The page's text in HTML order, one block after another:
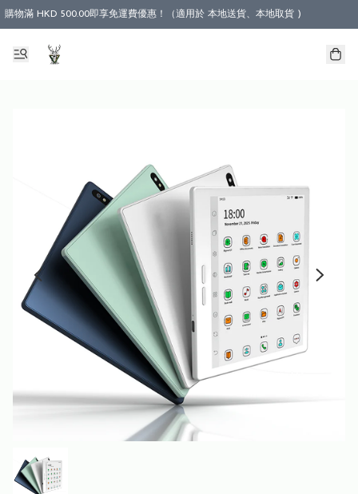
購物滿 HKD 500.00即享免運費優惠！（適用於 本地送貨、本地取貨 )